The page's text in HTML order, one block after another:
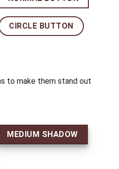
CIRCLE BUTTON
to make them stand out
MEDIUM SHADOW